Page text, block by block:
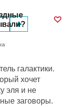
галактики.
хочет
эля и не
заговоры.